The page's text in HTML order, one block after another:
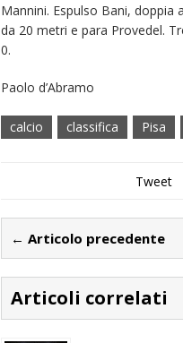
Mannini. Espulso Bani, doppia
da 20 metri e para Provedel.
0.
Paolo d’Abramo
calcio classifica Pisa
Tweet
← Articolo precedente
Articoli correlati